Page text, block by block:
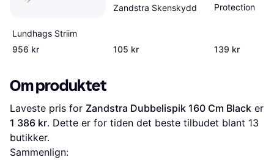
Lundhags Striim
956 kr
Zandstra Skenskydd
105 kr
Protection
139 kr
Om produktet
Laveste pris for Zandstra Dubbelispik 160 Cm Black
1 386 kr. Dette er for tiden det beste tilbudet blant 13
butikker.
Sammenlign: